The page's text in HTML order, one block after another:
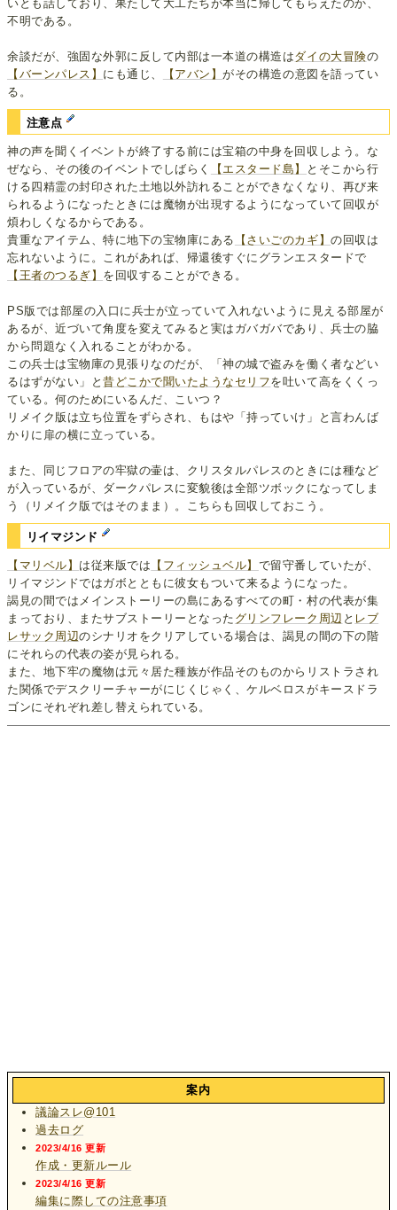
いとも話しており、果たして大工たちが本当に帰してもらえたのか、
不明である。
余談だが、強固な外郭に反して内部は一本道の構造はダイの大冒険の
【バーンパレス】 にも通じ、 【アバン】がその構造の意図を語ってい
る。
注意点
神の声を聞くイベントが終了する前には宝箱の中身を回収しよう。な
ぜなら、その後のイベントでしばらく
【エスタード島】
とそこから行
ける四精霊の封印された土地以外訪れることができなくなり、再び来
られるようになったときには魔物が出現するようになっていて回収が
煩わしくなるからである。
貴重なアイテム、特に地下の宝物庫にある
【さいごのカギ】の回収は
忘れないように。これがあれば、帰還後すぐにグランエスタードで
【王者のつるぎ】 を回収することができる。
PS版では部屋の入口に兵士が立っていて入れないように見える部屋が
あるが、近づいて角度を変えてみると実はガバガバであり、兵士の脇
から問題なく入れることがわかる。
この兵士は宝物庫の見張りなのだが、「神の城で盗みを働く者などい
るはずがない」と昔どこかで聞いたようなセリフを吐いて高をくくっ
ている。何のためにいるんだ、こいつ？
リメイク版は立ち位置をずらされ、もはや「持っていけ」と言わんば
かりに扉の横に立っている。
また、同じフロアの牢獄の壷は、クリスタルパレスのときには種など
が入っているが、ダークパレスに変貌後は全部ツボックになってしま
う（リメイク版ではそのまま）。こちらも回収しておこう。
リイマジンド
【マリベル】 は従来版では 【フィッシュベル】 で留守番していたが、
リイマジンドではガボとともに彼女もついて来るようになった。
謁見の間ではメインストーリーの島にあるすべての町・村の代表が集
まっており、またサブストーリーとなった グリンフレーク周辺 と レブ
レサック周辺のシナリオをクリアしている場合は、謁見の間の下の階
にそれらの代表の姿が見られる。
また、地下牢の魔物は元々居た種族が作品そのものからリストラされ
た関係でデスクリーチャーがにじくじゃく、ケルベロスがキースドラ
ゴンにそれぞれ差し替えられている。
案内
議論スレ@101
過去ログ
2023/4/16 更新
作成・更新ルール
2023/4/16 更新
編集に際しての注意事項